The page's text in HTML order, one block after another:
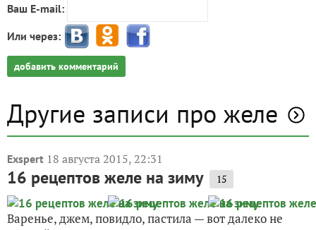
Ваш E-mail:
Или через:
добавить комментарий
Другие записи про желе
Exspert 18 августа 2015, 22:31
16 рецептов желе на зиму 15
Варенье, джем, повидло, пастила — вот далеко не